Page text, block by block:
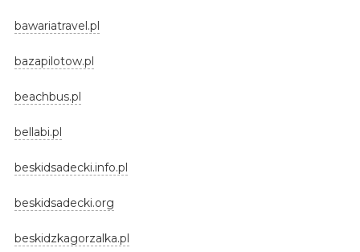
bawariatravel.pl
bazapilotow.pl
beachbus.pl
bellabi.pl
beskidsadecki.info.pl
beskidsadecki.org
beskidzkagorzalka.pl